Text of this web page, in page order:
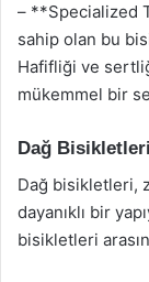
– **Specialized
sahip olan bu
Hafifliği ve
mükemmel bir
Dağ Bisikletleri
Dağ bisikletleri,
dayanıklı bir
bisikletleri